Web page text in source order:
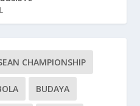
CHAMPIONSHIP
BUDAYA